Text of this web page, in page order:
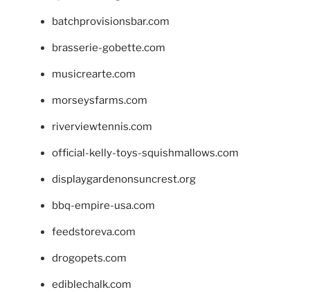
batchprovisionsbar.com
brasserie-gobette.com
musicrearte.com
morseysfarms.com
riverviewtennis.com
official-kelly-toys-squishmallows.com
displaygardenonsuncrest.org
bbq-empire-usa.com
feedstoreva.com
drogopets.com
ediblechalk.com